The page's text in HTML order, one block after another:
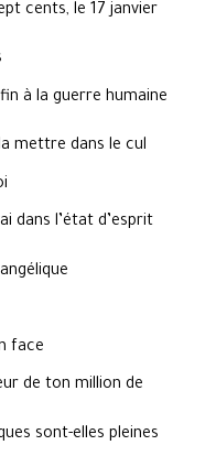
cents, le 17 janvier
à la guerre humaine
mettre dans le cul,
dans l’état d’esprit
?
?
de ton million de
sont-elles pleines